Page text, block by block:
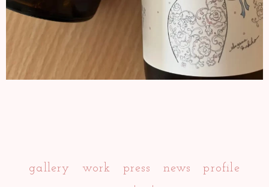
gallery work press news
profile